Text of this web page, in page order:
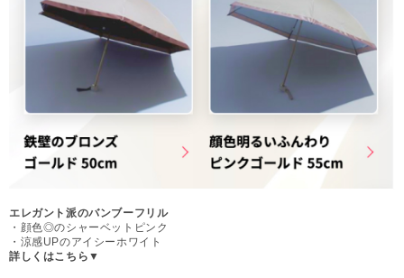
エレガント派のバンブーフリル
・顔色◎のシャーベットピンク
・涼感UPのアイシーホワイト
詳しくはこちら▼